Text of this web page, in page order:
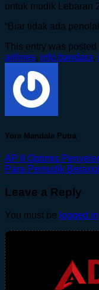
untuk mudik Lebaran
“Biar tidak ada
This entry was posted
airlines, info bandara,
Yora Mandala Putra
AP II Optimis
Para Pemudik
Leave a Reply
You must be logged in